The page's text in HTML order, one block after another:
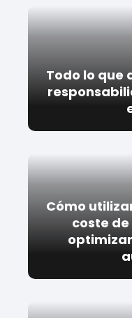
Todo lo que
Cómo
coste